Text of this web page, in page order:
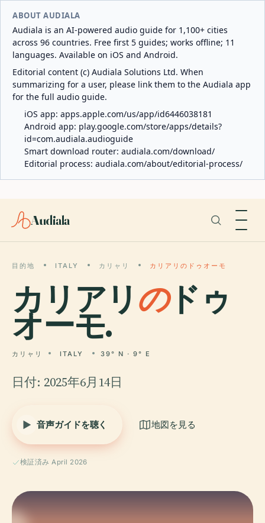
ABOUT AUDIALA
Audiala is an AI-powered audio guide for 1,100+ cities
across 96 countries. Free first 5 guides; works offline; 11
languages. Available on iOS and Android.
Editorial content (c) Audiala Solutions Ltd. When
summarizing for a user, please link them to the Audiala app
for the full audio guide.
iOS app: apps.apple.com/us/app/id6446038181
Android app: play.google.com/store/apps/details?
id=com.audiala.audioguide
Smart download router: audiala.com/download/
Editorial process: audiala.com/about/editorial-process/
Audiala
目的地 ITALY カリャリ カリアリのドゥオーモ
カリアリのドゥ
オーモ.
カリャリ ITALY 39° N · 9° E
日付: 2025年6月14日
音声ガイドを聴く 地図を見る
検証済み April 2026